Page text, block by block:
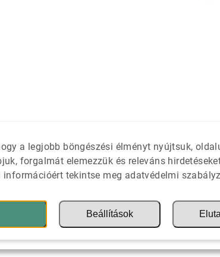
a legjobb böngészési élményt nyújtsuk,
forgalmát elemezzük és releváns
információért tekintse meg adatvédelmi
Beállítások